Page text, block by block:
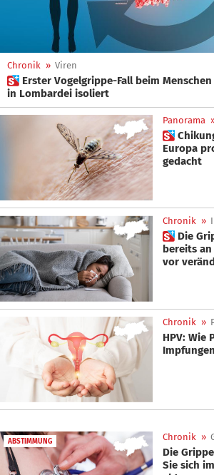
Chronik » Viren
 Erster Vogelgrippe-Fall beim Menschen in Europa: Patient
in Lombardei isoliert
Panorama
 Chikungunya-Virus für
Europa
gedacht
Chronik »
 Die Grippewelle rollt
bereits
vor
Chronik »
HPV: Wie
ABSTIMMUNG Chronik »
Die
Sie sich